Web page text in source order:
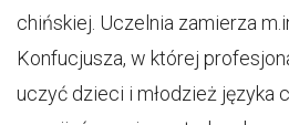
chińskiej. Uczelnia zamierza
Konfucjusza, w której
uczyć dzieci i młodzież języka